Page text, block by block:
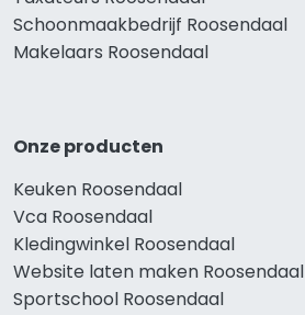
Schoonmaakbedrijf Roosendaal
Makelaars Roosendaal
Onze producten
Keuken Roosendaal
Vca Roosendaal
Kledingwinkel Roosendaal
Website laten maken Roosendaal
Sportschool Roosendaal